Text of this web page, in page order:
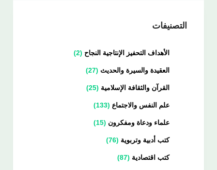
التصنيفات
الأهداف التحفيز الإنتاجية النجاح 2
العقيدة والسيرة والحديث 27
القرآن والثقافة الإسلامية 25
علم النفس والاجتماع 133
علماء ودعاة ومفكرون 15
كتب أدبية وتربوية 76
كتب اقتصادية 87